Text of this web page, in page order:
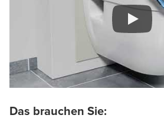
Das brauchen Sie: